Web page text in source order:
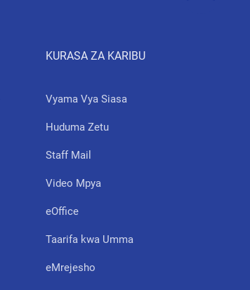
KURASA ZA KARIBU
Vyama Vya Siasa
Huduma Zetu
Staff Mail
Video Mpya
eOffice
Taarifa kwa Umma
eMrejesho